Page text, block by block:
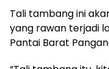
Tali tambang ini
yang rawan terjadi
Pantai Barat